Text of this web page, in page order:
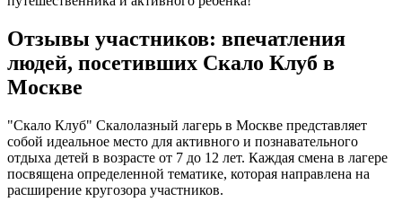
Отзывы участников: впечатления
людей, посетивших Скало Клуб в
Москве
"Скало Клуб" Скалолазный лагерь в Москве представляет
собой идеальное место для активного и познавательного
отдыха детей в возрасте от 7 до 12 лет. Каждая смена в лагере
посвящена определенной тематике, которая направлена на
расширение кругозора участников.